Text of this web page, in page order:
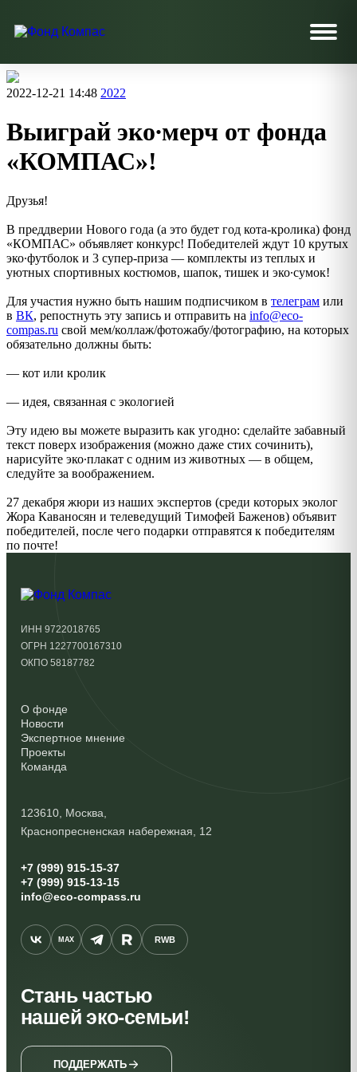
2022-12-21 14:48 2022
Выиграй эко∙мерч от фонда
«КОМПАС»!
Друзья!
В преддверии Нового года (а это будет год кота-кролика) фонд
«КОМПАС» объявляет конкурс! Победителей ждут 10 крутых
эко∙футболок и 3 супер-приза — комплекты из теплых и
уютных спортивных костюмов, шапок, тишек и эко∙сумок!
Для участия нужно быть нашим подписчиком в телеграм или
в ВК, репостнуть эту запись и отправить на info@eco-
compas.ru свой мем/коллаж/фотожабу/фотографию, на которых
обязательно должны быть:
— кот или кролик
— идея, связанная с экологией
Эту идею вы можете выразить как угодно: сделайте забавный
текст поверх изображения (можно даже стих сочинить),
нарисуйте эко∙плакат с одним из животных — в общем,
следуйте за воображением.
27 декабря жюри из наших экспертов (среди которых эколог
Жора Каваносян и телеведущий Тимофей Баженов) объявит
победителей, после чего подарки отправятся к победителям
по почте!
ИНН 9722018765
ОГРН 1227700167310
ОКПО 58187782
О фонде
Новости
Экспертное мнение
Проекты
Команда
123610, Москва,
Краснопресненская набережная, 12
+7 (999) 915-15-37
+7 (999) 915-13-15
info@eco-compass.ru
MAX RWB
Стань частью
нашей эко-семьи!
ПОДДЕРЖАТЬ